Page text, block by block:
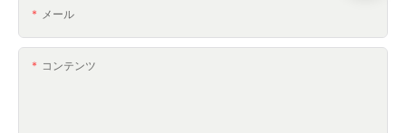
メール
コンテンツ